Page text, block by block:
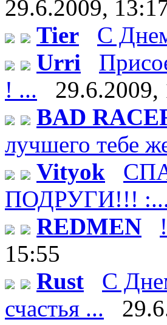
29.6.2009,
Tier
С
Urri
! ...
29.6.2009,
BAD
лучшего тебе
Vityok
ПОДРУГИ!!!
REDMEN
15:55
Rust
С
счастья ...